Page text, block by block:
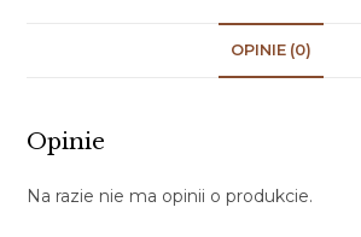
OPINIE (0)
Opinie
Na razie nie ma opinii o produkcie.